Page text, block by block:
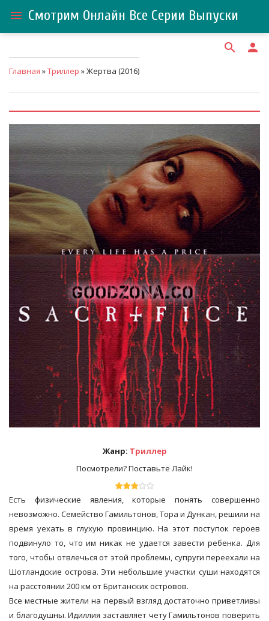
menu Смотрим Онлайн Все Серии Выпуски
search person
Главная »Триллер » Жертва (2016)
Жанр: Триллер
Посмотрели? Поставьте Лайк!
Есть физические явления, которые понять совершенно
невозможно. Семейство Гамильтонов, Тора и Дункан, решили на
время уехать в глухую провинцию. На этот поступок героев
подвинуло то, что им никак не удается завести ребенка. Для
того, чтобы отвлечься от этой проблемы, супруги переехали на
Шотландские острова. Эти небольшие участки суши находятся
на расстоянии 200 км от Британских островов.
Все местные жители на первый взгляд достаточно приветливы
и благодушны. Идиллия заставляет чету Гамильтонов поверить